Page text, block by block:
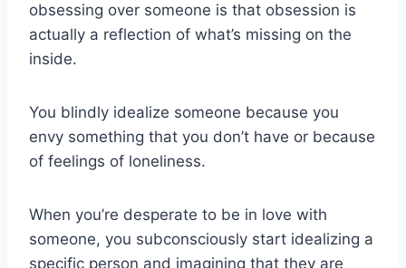
obsessing over someone is that obsession is
actually a reflection of what’s missing on the
inside.
You blindly idealize someone because you
envy something that you don’t have or because
of feelings of loneliness.
When you’re desperate to be in love with
someone, you subconsciously start idealizing a
specific person and imagining that they are